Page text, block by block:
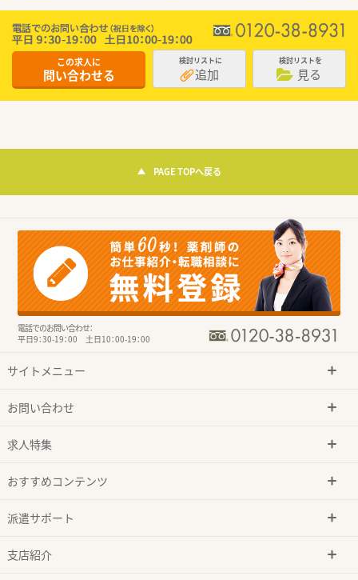
この求人に
問い合わせる
検討リストに
追加
検討リストを
見る
PAGE TOPへ戻る
電話でのお問い合わせ：
平日9：30-19：00 土日10：00-19：00
サイトメニュー
お問い合わせ
求人特集
おすすめコンテンツ
派遣サポート
支店紹介